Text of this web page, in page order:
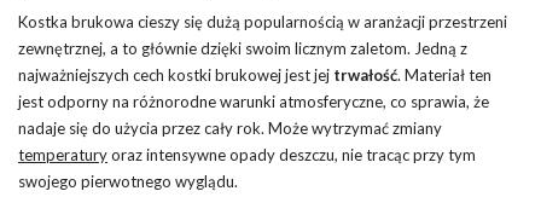
Kostka brukowa cieszy się dużą popularnością w aranżacji przestrzeni
zewnętrznej, a to głównie dzięki swoim licznym zaletom. Jedną z
najważniejszych cech kostki brukowej jest jej trwałość. Materiał ten
jest odporny na różnorodne warunki atmosferyczne, co sprawia, że
nadaje się do użycia przez cały rok. Może wytrzymać zmiany
temperaturyoraz intensywne opady deszczu, nie tracąc przy tym
swojego pierwotnego wyglądu.